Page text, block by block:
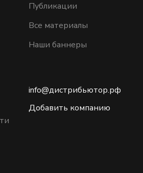
Публикации
Все материалы
Наши баннеры
info@дистрибьютор.рф
Добавить компанию